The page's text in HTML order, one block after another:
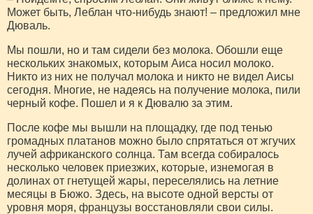
Может быть, Леблан что-нибудь знают! – предложил мне
Дюваль.
Мы пошли, но и там сидели без молока. Обошли еще
нескольких знакомых, которым Аиса носил молоко.
Никто из них не получал молока и никто не видел Аисы
сегодня. Многие, не надеясь на получение молока, пили
черный кофе. Пошел и я к Дювалю за этим.
После кофе мы вышли на площадку, где под тенью
громадных платанов можно было спрятаться от жгучих
лучей африканского солнца. Там всегда собиралось
несколько человек приезжих, которые, изнемогая в
долинах от гнетущей жары, переселялись на летние
месяцы в Бюжо. Здесь, на высоте одной версты от
уровня моря, французы восстановляли свои силы.